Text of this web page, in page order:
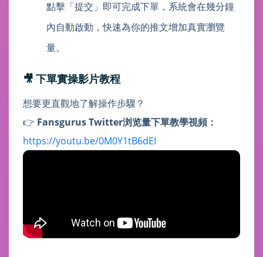
點擊「提交」即可完成下單，系統會在幾分鐘
內自動啟動，快速為你的推文增加真實瀏覽
量。
🎥 下單實操影片教程
想要更直觀地了解操作步驟？
👉 Fansgurus Twitter浏览量下單教學視頻：
https://youtu.be/0M0Y1tB6dEI